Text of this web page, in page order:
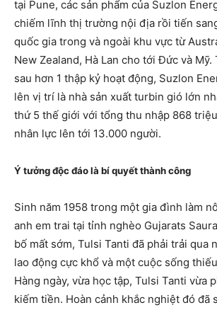
tại Pune, các sản phẩm của Suzlon
chiếm lĩnh thị trường nội địa rồi tiến
quốc gia trong và ngoài khu vực từ
New Zealand, Hà Lan cho tới Đức và Mỹ.
sau hơn 1 thập kỷ hoạt động, Suzlon
lên vị trí là nhà sản xuất turbin gió lớn
thứ 5 thế giới với tổng thu nhập 868
nhân lực lên tới 13.000 người.
Ý tưởng độc đáo là bí quyết thành công
Sinh năm 1958 trong một gia đình làm
anh em trai tại tỉnh nghèo Gujarats
bố mất sớm, Tulsi Tanti đã phải trải qua
lao động cực khổ và một cuộc sống
Hàng ngày, vừa học tập, Tulsi Tanti vừa
kiếm tiền. Hoàn cảnh khắc nghiệt đó đã